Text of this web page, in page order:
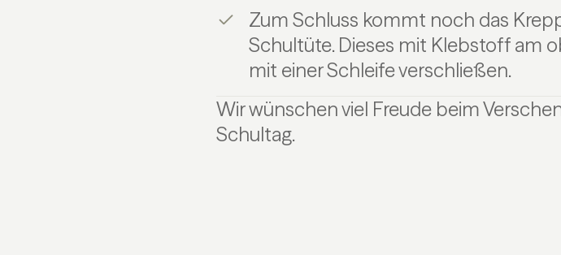
Zum Schluss kommt noch das
Schultüte. Dieses mit Klebstoff am
mit einer Schleife verschließen.
Wir wünschen viel Freude beim
Schultag.